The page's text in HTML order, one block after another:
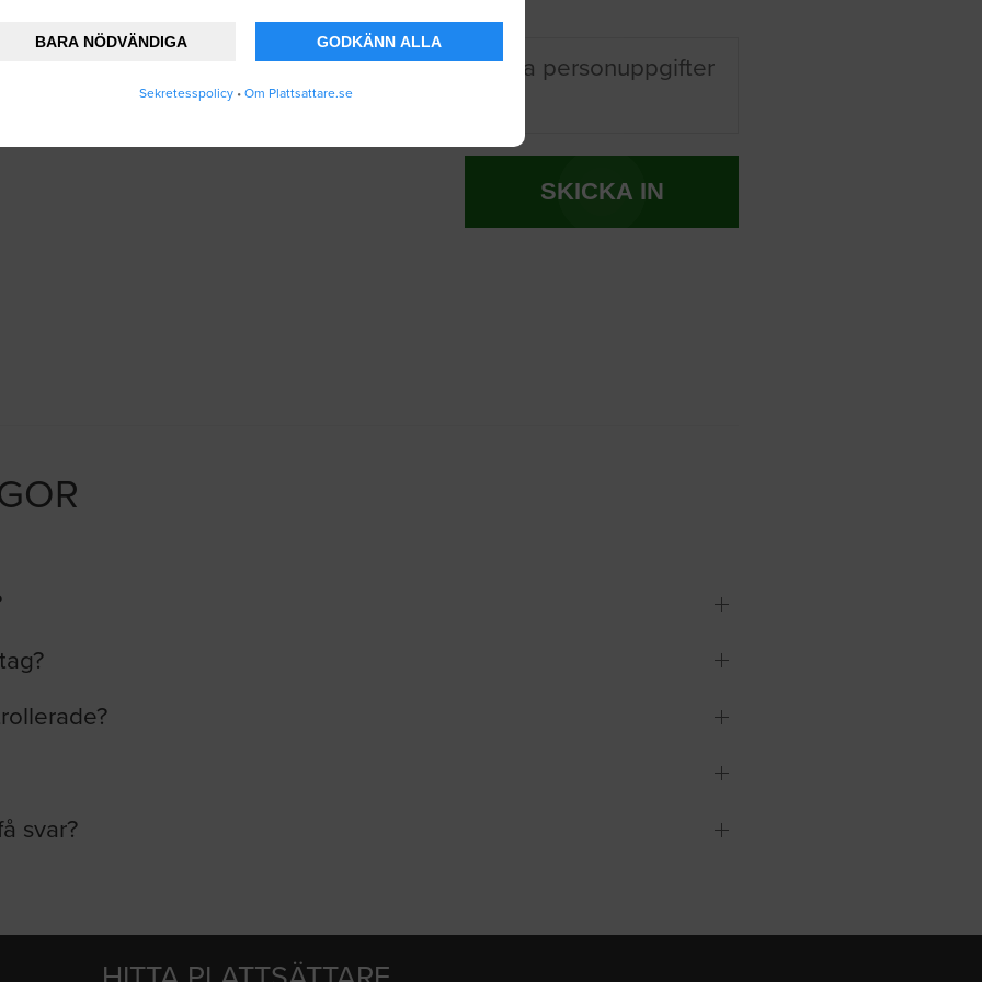
BARA NÖDVÄNDIGA GODKÄNN ALLA
Sekretesspolicy• Om Plattsattare.se
att Plattsattare.se lagrar och använder mina personuppgifter
.
SKICKA IN
svar?